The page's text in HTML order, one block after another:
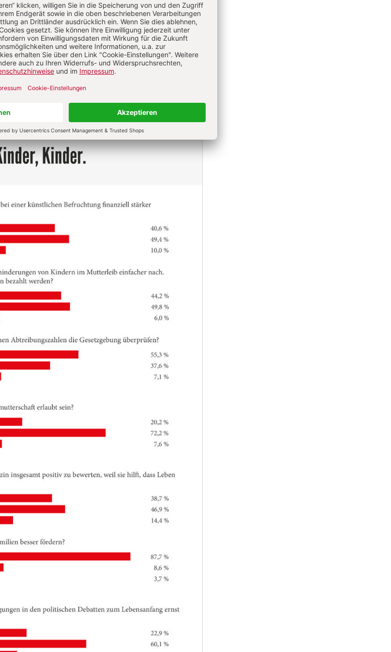
sind besonders in der katholischen Kirche
Prozent, dass das katholische Verbot künstlicher
Dass die Enzyklika „Humanae Vitae“ Pauls VI., in
ausgesprochen wurde, der moralischen
finden jedoch nur 28,8 Prozent der Teilnehmer.
deutschen Bischöfe sollten die Angebote des
Form der
anerkennen.